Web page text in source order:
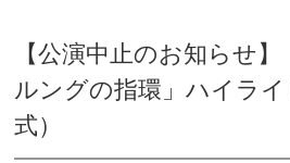
【公演中止のお知らせ
ルングの指環」ハイラ
式）